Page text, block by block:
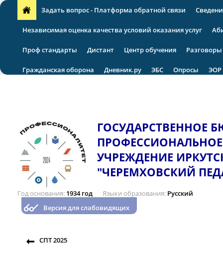
Задать вопрос - Платформа обратной связи
Независимая оценка качества условий оказания услуг
Проф стандарты Дистант Центр обучения
Гражданская оборона Дневник.ру ЭБС Опросы ЭОР
ГОСУДАРСТВЕННОЕ
УЧРЕЖДЕНИЕ
"ЧЕРЕМХОВСКИЙ
Год основания 1934 год Языки образования Русский
Версия для слабовидящих
СПТ 2025